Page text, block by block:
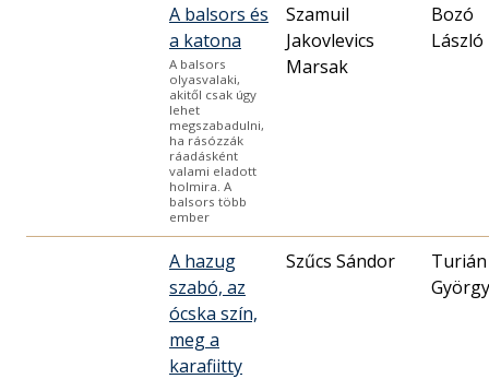
A balsors és
a katona
A balsors
olyasvalaki,
akitől csak úgy
lehet
megszabadulni,
ha rásózzák
ráadásként
valami eladott
holmira. A
balsors több
ember
Szamuil
Jakovlevics
Marsak
Bozó
László
A hazug
szabó, az
ócska szín,
meg a
karafiitty
Szűcs Sándor
Turián
György